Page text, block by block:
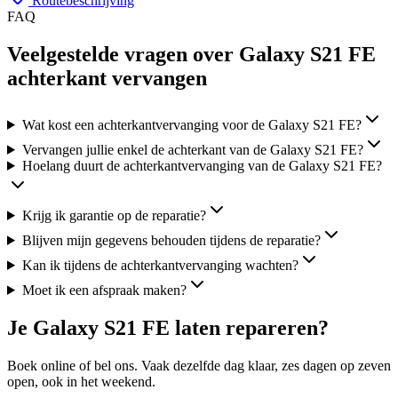
FAQ
Veelgestelde vragen over Galaxy S21 FE
achterkant vervangen
Wat kost een achterkantvervanging voor de Galaxy S21 FE?
Vervangen jullie enkel de achterkant van de Galaxy S21 FE?
Hoelang duurt de achterkantvervanging van de Galaxy S21 FE?
Krijg ik garantie op de reparatie?
Blijven mijn gegevens behouden tijdens de reparatie?
Kan ik tijdens de achterkantvervanging wachten?
Moet ik een afspraak maken?
Je Galaxy S21 FE laten repareren?
Boek online of bel ons. Vaak dezelfde dag klaar, zes dagen op zeven
open, ook in het weekend.